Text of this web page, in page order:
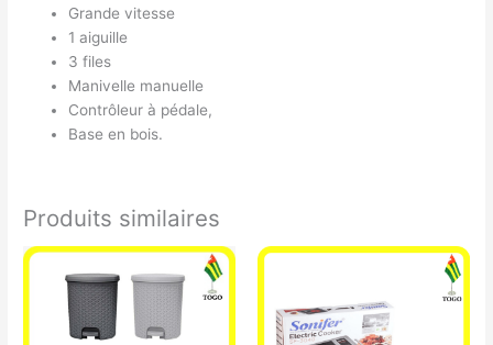
Grande vitesse
1 aiguille
3 files
Manivelle manuelle
Contrôleur à pédale,
Base en bois.
Produits similaires